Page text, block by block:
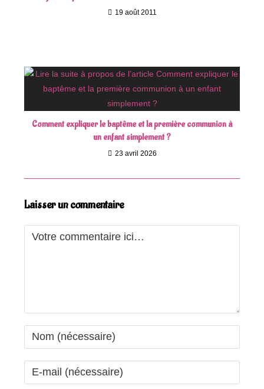
19 août 2011
Comment expliquer le baptême et la première communion à
un enfant simplement ?
23 avril 2026
Laisser un commentaire
Comment
Enter
your
name
Enter
your